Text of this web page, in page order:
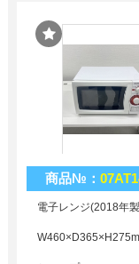
商品№：
電子レンジ(2018年